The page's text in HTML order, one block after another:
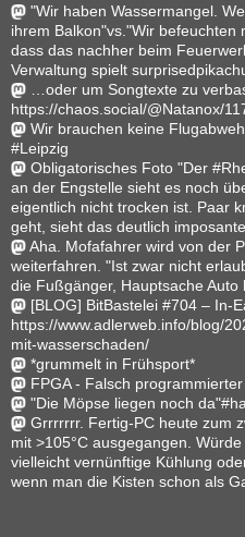
"Wir haben Wassermangel.
ihrem Balkon"vs."Wir befeuchten
dass das nachher beim
Verwaltung spielt
…oder um Songtexte zu
https://chaos.social/@Natanox/
Wir brauchen keine
#Leipzig
Obligatorisches Foto "Der
an der Engstelle sieht es noch
eigentlich nicht trocken ist. Paar
geht, sieht das deutlich
Aha. Mofafahrer wird von der
weiterfahren. "Ist zwar nicht
die Fußgänger, Hauptsache Auto
[BLOG] BitBastelei #704 – In-
https://www.adlerweb.info/blog/
mit-wasserschaden/
*grummelt in Frühsport*
FPGA - Falsch
"Die Möpse liegen noch
Grrrrrrr. Fertig-PC heute zum
mit >105°C ausgegangen.
vielleicht vernünftige Kühlung
wenn man die Kisten schon als